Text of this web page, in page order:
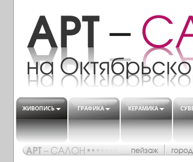
ЖИВОПИСЬ ГРАФИКА КЕРАМИКА
пейзаж